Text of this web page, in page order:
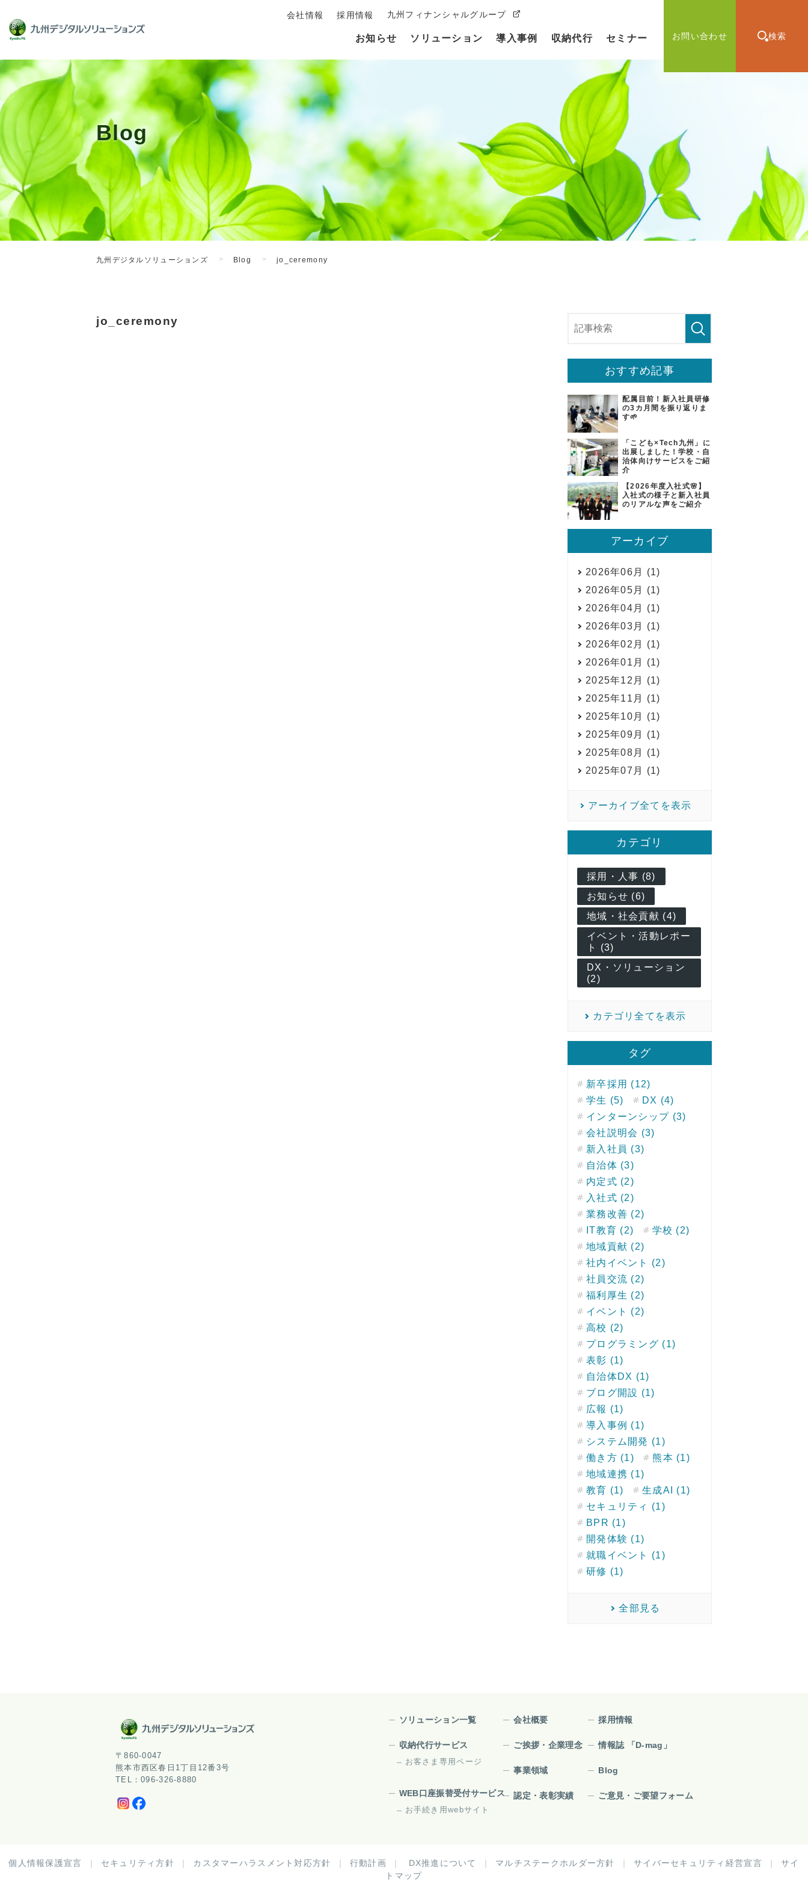
会社情報 採用情報 九州フィナンシャルグループ
お知らせ ソリューション 導入事例 収納代行 セミナー お問い合わせ 検索
Blog
九州デジタルソリューションズ Blog jo_ceremony
jo_ceremony
おすすめ記事
配属目前！新入社員研修
の3カ月間を振り返りま
す🌱
「こども×Tech九州」に
出展しました！学校・自
治体向けサービスをご紹
介
【2026年度入社式🌸】
入社式の様子と新入社員
のリアルな声をご紹介
アーカイブ
2026年06月 (1)
2026年05月 (1)
2026年04月 (1)
2026年03月 (1)
2026年02月 (1)
2026年01月 (1)
2025年12月 (1)
2025年11月 (1)
2025年10月 (1)
2025年09月 (1)
2025年08月 (1)
2025年07月 (1)
アーカイブ全てを表示
カテゴリ
採用・人事 (8)
お知らせ (6)
地域・社会貢献 (4)
イベント・活動レポー
ト (3)
DX・ソリューション
(2)
カテゴリ全てを表示
タグ
新卒採用 (12)
学生 (5)
DX (4)
インターンシップ (3)
会社説明会 (3)
新入社員 (3)
自治体 (3)
内定式 (2)
入社式 (2)
業務改善 (2)
IT教育 (2)
学校 (2)
地域貢献 (2)
社内イベント (2)
社員交流 (2)
福利厚生 (2)
イベント (2)
高校 (2)
プログラミング (1)
表彰 (1)
自治体DX (1)
ブログ開設 (1)
広報 (1)
導入事例 (1)
システム開発 (1)
働き方 (1)
熊本 (1)
地域連携 (1)
教育 (1)
生成AI (1)
セキュリティ (1)
BPR (1)
開発体験 (1)
就職イベント (1)
研修 (1)
全部見る
〒860-0047
熊本市西区春日1丁目12番3号
TEL：096-326-8880
ソリューション一覧
収納代行サービス
お客さま専用ページ
WEB口座振替受付サービス
お手続き用webサイト
会社概要
ご挨拶・企業理念
事業領域
認定・表彰実績
採用情報
情報誌 「D-mag」
Blog
ご意見・ご要望フォーム
個人情報保護宣言 セキュリティ方針 カスタマーハラスメント対応方針 行動計画 DX推進について マルチステークホルダー方針 サイバーセキュリティ経営宣言
サイ
トマップ